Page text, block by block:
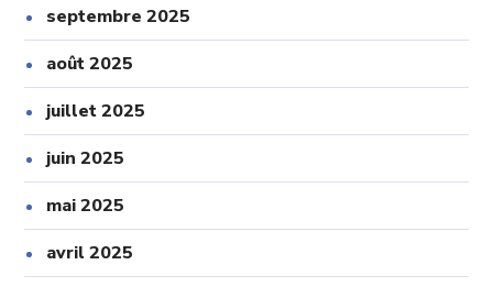
septembre 2025
août 2025
juillet 2025
juin 2025
mai 2025
avril 2025